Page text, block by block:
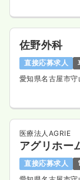
日勤のみ（常
※経験3年の例
時間 8:30～
土日祝休み
その他 正看護師
佐野外科
直接応募求人
愛知県名古屋市守
医療法人AGRIE
アグリホー
直接応募求人